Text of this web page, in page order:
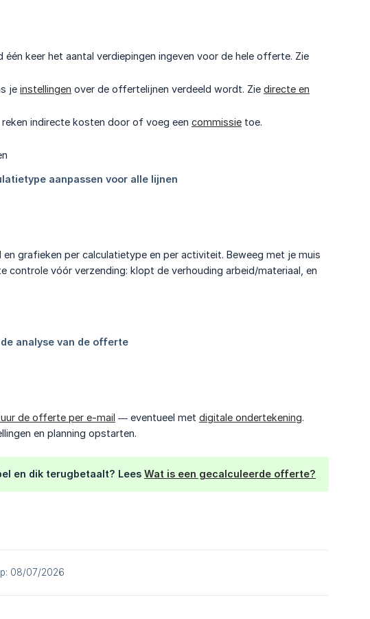
keer het aantal verdiepingen ingeven voor de hele offerte. Zie
je instellingen over de offertelijnen verdeeld wordt. Zie directe en
indirecte kosten door of voeg een commissie toe.
grafieken per calculatietype en per activiteit. Beweeg met je muis
vóór verzending: klopt de verhouding arbeid/materiaal, en
de offerte per e-mail — eventueel met digitale ondertekening.
en planning opstarten.
en dik terugbetaalt? Lees Wat is een gecalculeerde offerte?
08/07/2026